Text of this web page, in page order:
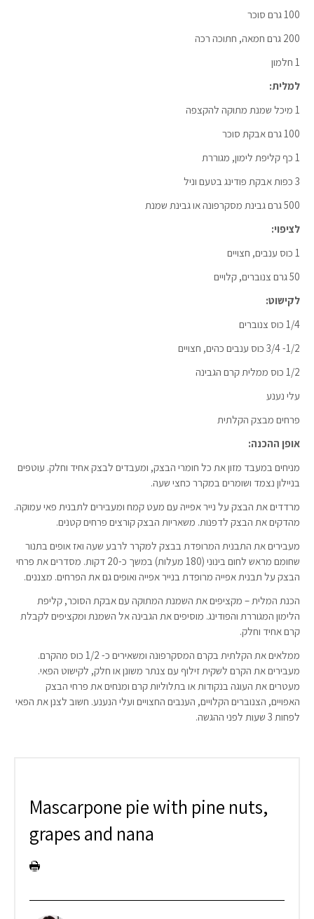
100 גרם סוכר
200 גרם חמאה, חתוכה רכה
1 חלמון
למלית:
1 מיכל שמנת מתוקה להקצפה
100 גרם אבקת סוכר
1 כף קליפת לימון, מגוררת
3 כפות אבקת פודינג בטעם וניל
500 גרם גבינת מסקרפונה או גבינת שמנת
לציפוי:
1 כוס ענבים, חצויים
50 גרם צנוברים, קלויים
לקישוט:
1/4 כוס צנוברים
1/2- 3/4 כוס ענבים כהים, חצויים
1/2 כוס ממלית קרם הגבינה
עלי נענע
פרחים מבצק הקלתית
אופן ההכנה:
מניחים במעבד מזון את כל חומרי הבצק, ומעבדים לבצק אחיד וחלק. עוטפים
בניילון נצמד ושומרים במקרר כחצי שעה.
מרדדים את הבצק על נייר אפייה עם מעט קמח ומעבירים לתבנית פאי עמוקה.
מהדקים את הבצק לדפנות. משאריות הבצק קורצים פרחים קטנים.
מעבירים את התבנית המרופדת בבצק למקרר לרבע שעה ואז אופים בתנור
שחומם מראש לחום בינוני (180 מעלות) במשך כ-20 דקות. מסדרים את פרחי
הבצק על תבנית אפייה מרופדת בנייר אפייה ואופים גם את הפרחים. מצננים.
הכנת המלית – מקציפים את השמנת המתוקה עם אבקת הסוכר, קליפת
הלימון המגוררת והפודינג. מוסיפים את הגבינה אל השמנת ומקציפים לקבלת
קרם אחיד וחלק.
ממלאים את הקלתית בקרם המסקרפונה ומשאירים כ- 1/2 כוס מהקרם.
מעבירים את הקרם לשקית זילוף עם צנתר משונן או חלק, לקישוט הפאי.
מעטרים את העוגה בנקודות או בתלוליות קרם ומנחים את פרחי הבצק
האפויים, הצנוברים הקלויים, הענבים החצויים ועלי הנענע. חשוב לצנן את הפאי
לפחות 3 שעות לפני ההגשה.
Mascarpone pie with pine nuts,
grapes and nana